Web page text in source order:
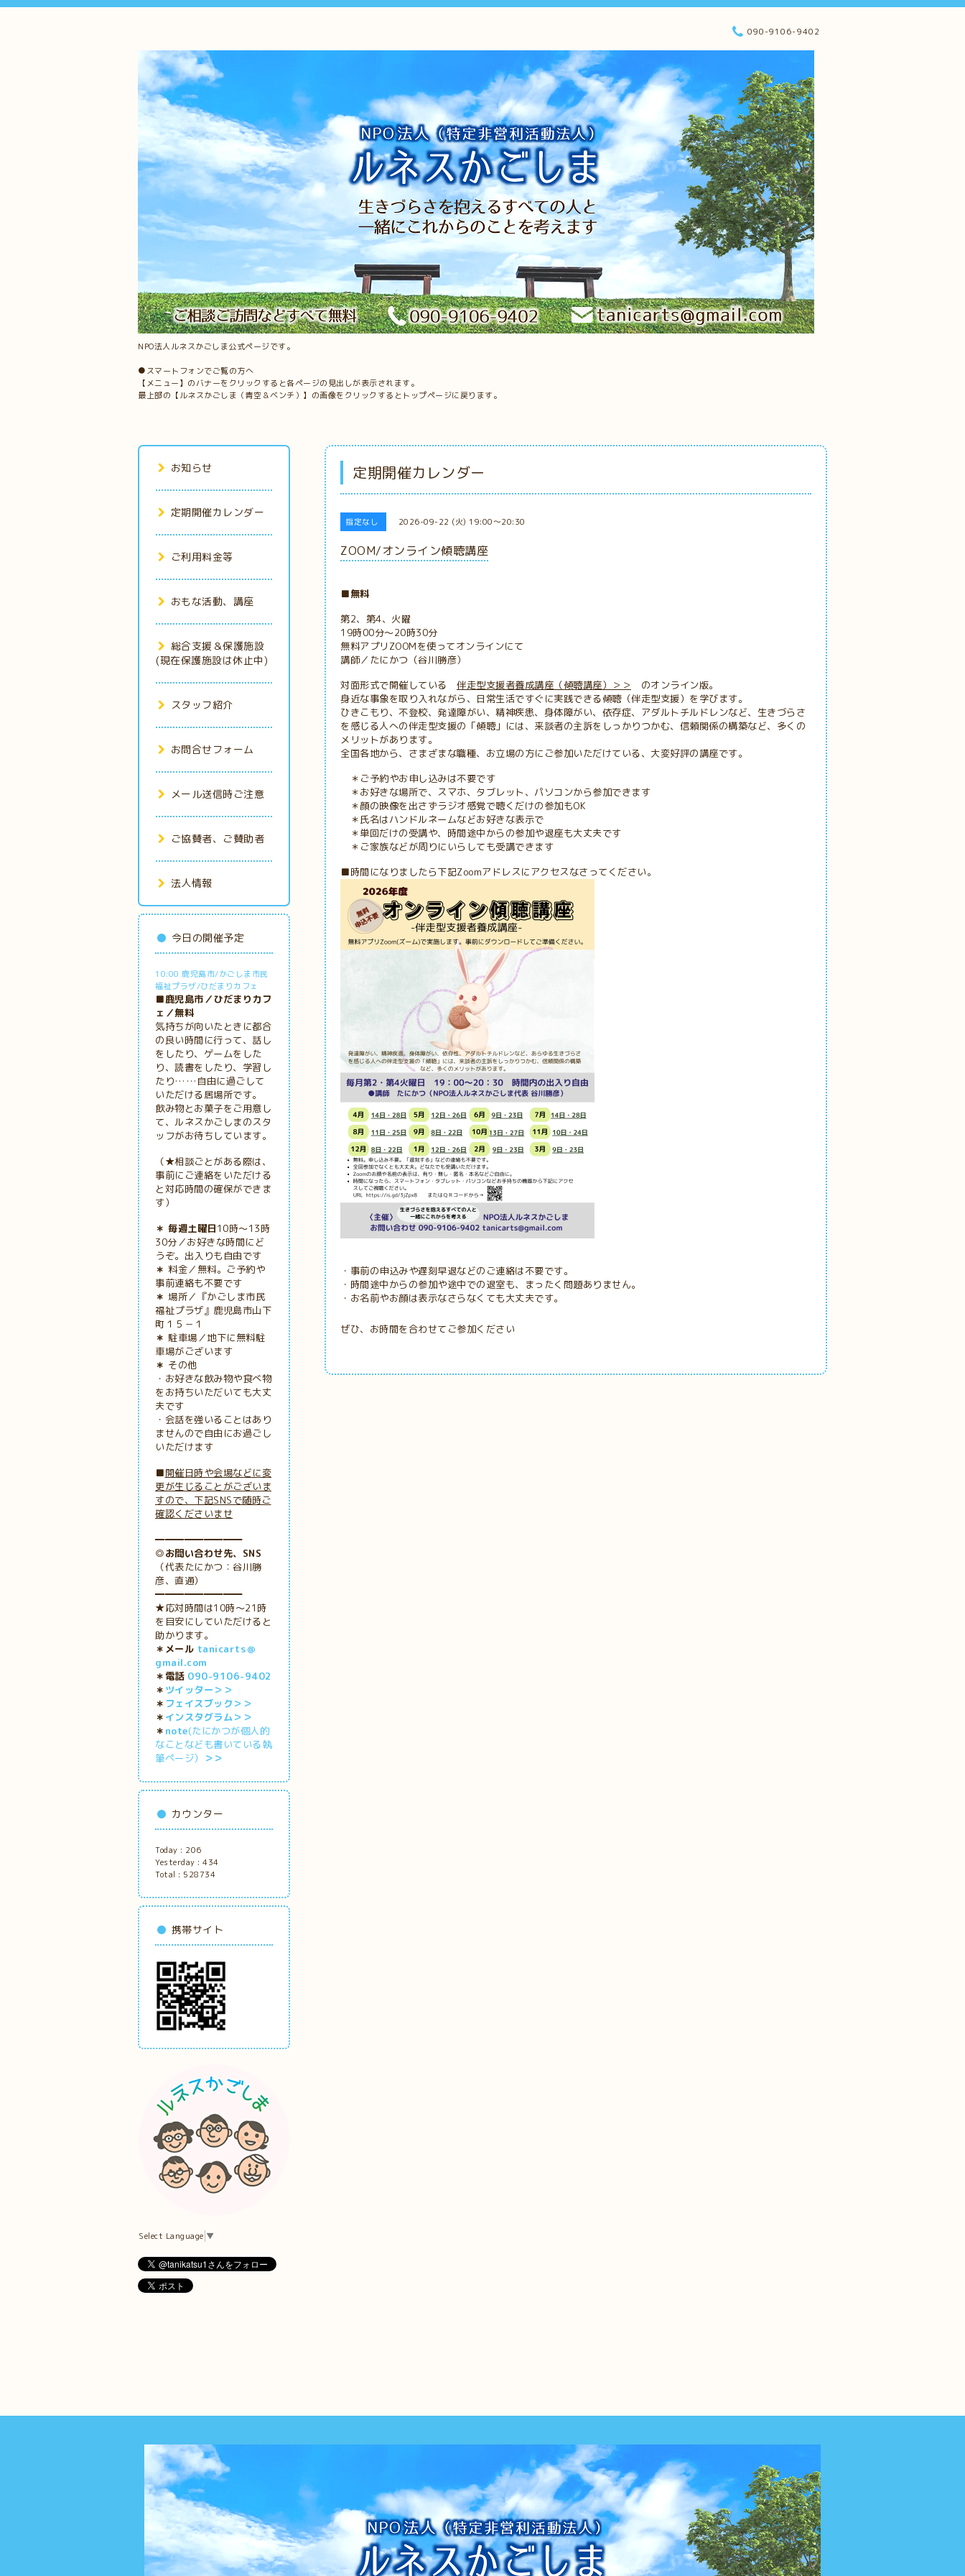
NPO法人ルネスかごしま公式ページです。
●スマートフォンでご覧の方へ
【メニュー】のバナーをクリックすると各ページの見出しが表示されます。
最上部の【ルネスかごしま（青空＆ベンチ）】の画像をクリックするとトップページに戻ります。
090-9106-9402
定期開催カレンダー
指定なし 2026-09-22 (火) 19:00～20:30
ZOOM/オンライン傾聴講座
■無料
第2、第4、火曜
19時00分～20時30分
無料アプリZOOMを使ってオンラインにて
講師／たにかつ（谷川勝彦）
対面形式で開催している 伴走型支援者養成講座（傾聴講座）＞＞
のオンライン版。
身近な事象を取り入れながら、日常生活ですぐに実践できる傾聴（伴走型支援）を学びます。
ひきこもり、不登校、発達障がい、精神疾患、身体障がい、依存症、アダルトチルドレンなど、生きづらさ
を感じる人への伴走型支援の「傾聴」には、来談者の主訴をしっかりつかむ、信頼関係の構築など、多くの
メリットがあります。
全国各地から、さまざまな職種、お立場の方にご参加いただけている、大変好評の講座です。
＊ご予約やお申し込みは不要です
＊お好きな場所で、スマホ、タブレット、パソコンから参加できます
＊顔の映像を出さずラジオ感覚で聴くだけの参加もOK
＊氏名はハンドルネームなどお好きな表示で
＊単回だけの受講や、時間途中からの参加や退座も大丈夫です
＊ご家族などが周りにいらしても受講できます
■時間になりましたら下記Zoomアドレスにアクセスなさってください。
・事前の申込みや遅刻早退などのご連絡は不要です。
・時間途中からの参加や途中での退室も、まったく問題ありません。
・お名前やお顔は表示なさらなくても大丈夫です。
ぜひ、お時間を合わせてご参加ください
お知らせ
定期開催カレンダー
ご利用料金等
おもな活動、講座
総合支援＆保護施設
(現在保護施設は休止中)
スタッフ紹介
お問合せフォーム
メール送信時ご注意
ご協賛者、ご賛助者
法人情報
今日の開催予定
10:00 鹿児島市/かごしま市民
福祉プラザ/ひだまりカフェ
■鹿児島市／ひだまりカフ
ェ／無料
気持ちが向いたときに都合
の良い時間に行って、話し
をしたり、ゲームをした
り、読書をしたり、学習し
たり……自由に過ごして
いただける居場所です。
飲み物とお菓子をご用意し
て、ルネスかごしまのスタ
ッフがお待ちしています。
（★相談ごとがある際は、
事前にご連絡をいただける
と対応時間の確保ができま
す）
＊ 毎週土曜日10時～13時
30分／お好きな時間にど
うぞ。出入りも自由です
＊ 料金／無料。ご予約や
事前連絡も不要です
＊ 場所／『かごしま市民
福祉プラザ』鹿児島市山下
町１５－１
＊ 駐車場／地下に無料駐
車場がございます
＊ その他
・お好きな飲み物や食べ物
をお持ちいただいても大丈
夫です
・会話を強いることはあり
ませんので自由にお過ごし
いただけます
■開催日時や会場などに変
更が生じることがございま
すので、下記SNSで随時ご
確認くださいませ
━━━━━━━━━
◎お問い合わせ先、SNS
（代表たにかつ：谷川勝
彦、直通）
━━━━━━━━━
★応対時間は10時～21時
を目安にしていただけると
助かります。
＊メール tanicarts＠
gmail.com
＊電話 090-9106-9402
＊ ツイッター＞＞
＊ フェイスブック＞＞
＊ インスタグラム＞＞
＊ note(たにかつが個人的
なことなども書いている執
筆ページ）
＞＞
カウンター
Today : 206
Yesterday : 434
Total : 528734
携帯サイト
Select Language ▼